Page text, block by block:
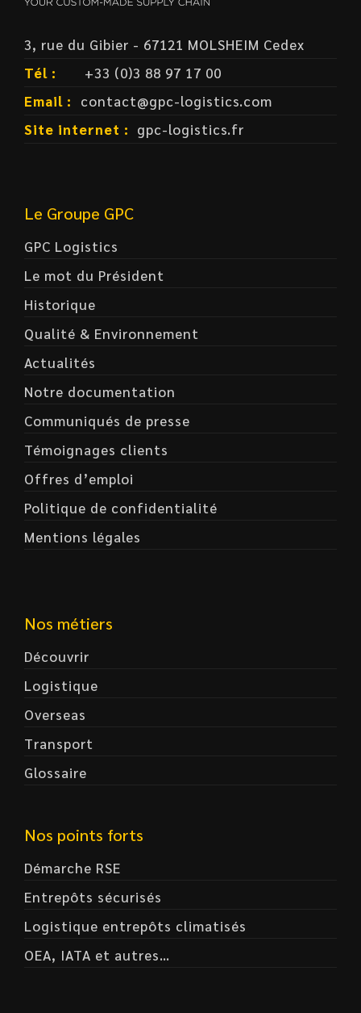
3, rue du Gibier - 67121 MOLSHEIM Cedex
Tél :
+33 (0)3 88 97 17 00
Email :
contact@gpc-logistics.com
Site internet : gpc-logistics.fr
Le Groupe GPC
GPC Logistics
Le mot du Président
Historique
Qualité & Environnement
Actualités
Notre documentation
Communiqués de presse
Témoignages clients
Offres d’emploi
Politique de confidentialité
Mentions légales
Nos métiers
Découvrir
Logistique
Overseas
Transport
Glossaire
Nos points forts
Démarche RSE
Entrepôts sécurisés
Logistique entrepôts climatisés
OEA, IATA et autres…